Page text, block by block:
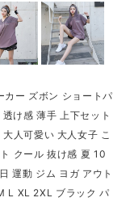
ー ズボン ショートパ
け感 薄手 上下セット
人可愛い 大人女子 こ
クール 抜け感 夏 10
運動 ジム ヨガ アウト
L XL 2XL ブラック パ